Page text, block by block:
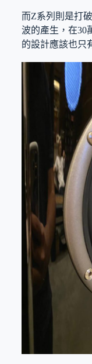
而Z系列則是打
波的產生，在30
的設計應該也只